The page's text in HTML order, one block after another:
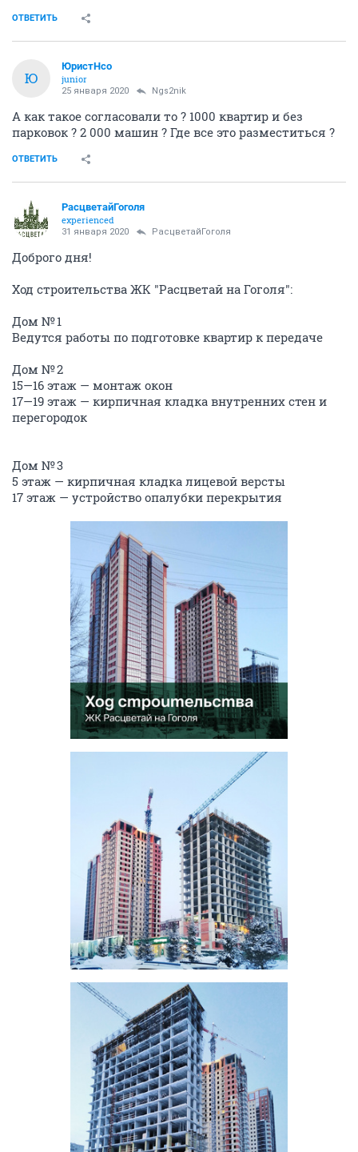
ОТВЕТИТЬ
Ю
ЮристНсо
junior
25 января 2020 Ngs2nik
А как такое согласовали то ? 1000 квартир и без
парковок ? 2 000 машин ? Где все это разместиться ?
ОТВЕТИТЬ
РасцветайГоголя
experienced
31 января 2020 РасцветайГоголя
Доброго дня!
Ход строительства ЖК "Расцветай на Гоголя":
Дом № 1
Ведутся работы по подготовке квартир к передаче
Дом № 2
15—16 этаж — монтаж окон
17—19 этаж — кирпичная кладка внутренних стен и
перегородок
Дом № 3
5 этаж — кирпичная кладка лицевой версты
17 этаж — устройство опалубки перекрытия